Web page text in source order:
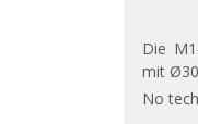
Die
mit
No